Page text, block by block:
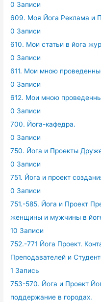
0 Записи
609. Моя Йога Реклама и
0 Записи
610. Мои статьи в йога
0 Записи
611. Мои мною
0 Записи
612. Мои мною
0 Записи
700. Йога-кафедра.
0 Записи
750. Йога и Проекты
0 Записи
751. Йога и проект
0 Записи
751.-585. Йога и Проект
женщины и мужчины в
10 Записи
752.-771 Йога Проект.
Преподавателей и
1 Запись
753-570. Йога и Проект
поддержание в городах.